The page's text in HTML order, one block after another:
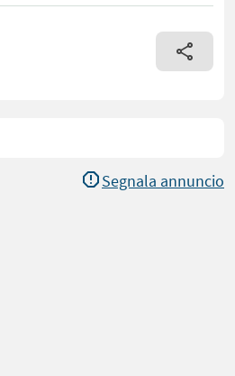
Segnala annuncio